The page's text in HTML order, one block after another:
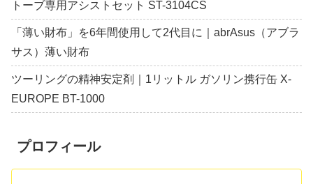
トーブ専用アシストセット ST-3104CS
「薄い財布」を6年間使用して2代目に｜abrAsus（アブラ
サス）薄い財布
ツーリングの精神安定剤｜1リットル ガソリン携行缶 X-
EUROPE BT-1000
プロフィール